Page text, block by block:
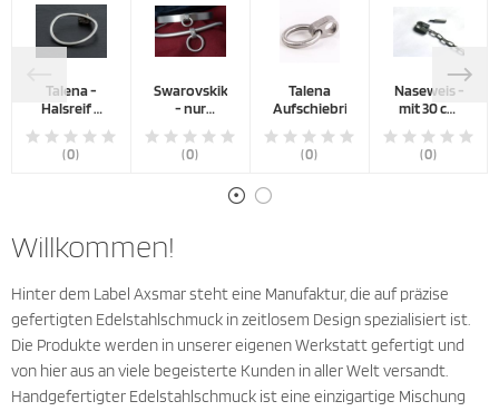
Talena -
Halsreif 8
(0)
Swarovskikristall
- nur
zum
Schmuckstück
(0)
Talena
Aufschiebring
(0)
Naseweis -
mit 30 cm
(0)
Willkommen!
Hinter dem Label Axsmar steht eine Manufaktur, die auf präzise
gefertigten Edelstahlschmuck in zeitlosem Design spezialisiert ist.
Die Produkte werden in unserer eigenen Werkstatt gefertigt und
von hier aus an viele begeisterte Kunden in aller Welt versandt.
Handgefertigter Edelstahlschmuck ist eine einzigartige Mischung